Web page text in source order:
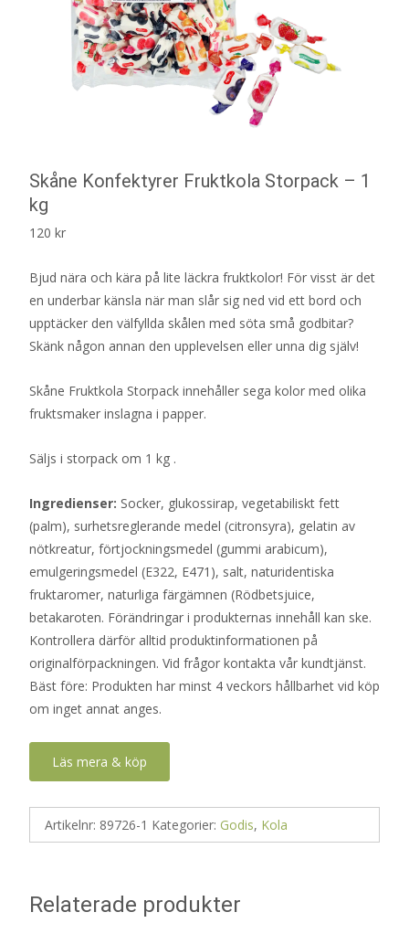
Skåne Konfektyrer Fruktkola Storpack – 1
kg
120 kr
Bjud nära och kära på lite läckra fruktkolor! För visst är det
en underbar känsla när man slår sig ned vid ett bord och
upptäcker den välfyllda skålen med söta små godbitar?
Skänk någon annan den upplevelsen eller unna dig själv!
Skåne Fruktkola Storpack innehåller sega kolor med olika
fruktsmaker inslagna i papper.
Säljs i storpack om 1 kg .
Ingredienser: Socker, glukossirap, vegetabiliskt fett
(palm), surhetsreglerande medel (citronsyra), gelatin av
nötkreatur, förtjockningsmedel (gummi arabicum),
emulgeringsmedel (E322, E471), salt, naturidentiska
fruktaromer, naturliga färgämnen (Rödbetsjuice,
betakaroten. Förändringar i produkternas innehåll kan ske.
Kontrollera därför alltid produktinformationen på
originalförpackningen. Vid frågor kontakta vår kundtjänst.
Bäst före: Produkten har minst 4 veckors hållbarhet vid köp
om inget annat anges.
Läs mera & köp
Artikelnr: 89726-1 Kategorier: Godis, Kola
Relaterade produkter